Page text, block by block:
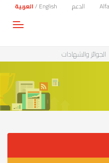
English
/العربية الدعم
الجوائز والشهادات